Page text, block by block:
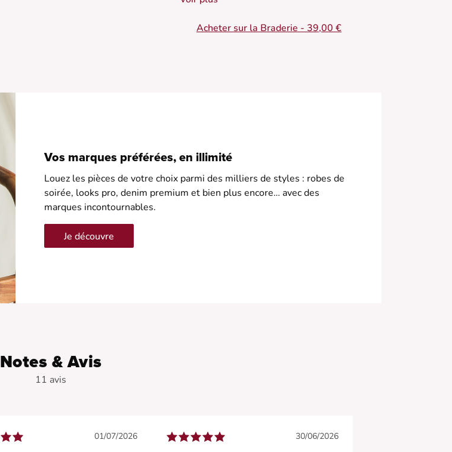
• Jean à jambes larges
Acheter sur la Braderie - 39,00 €
Vos marques préférées, en illimité
Louez les pièces de votre choix parmi des milliers de styles : robes de
soirée, looks pro, denim premium et bien plus encore… avec des
marques incontournables.
Je découvre
Notes & Avis
11 avis
01/07/2026 30/06/2026